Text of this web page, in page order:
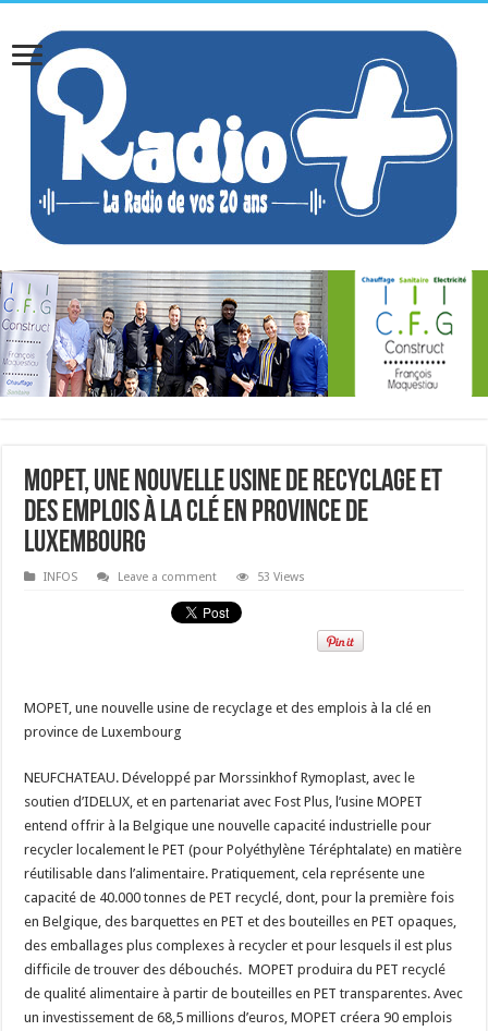
MOPET, une nouvelle usine de recyclage et
des emplois à la clé en province de
Luxembourg
INFOS Leave a comment 53 Views
MOPET, une nouvelle usine de recyclage et des emplois à la clé en
province de Luxembourg
NEUFCHATEAU. Développé par Morssinkhof Rymoplast, avec le
soutien d’IDELUX, et en partenariat avec Fost Plus, l’usine MOPET
entend offrir à la Belgique une nouvelle capacité industrielle pour
recycler localement le PET (pour Polyéthylène Téréphtalate) en matière
réutilisable dans l’alimentaire. Pratiquement, cela représente une
capacité de 40.000 tonnes de PET recyclé, dont, pour la première fois
en Belgique, des barquettes en PET et des bouteilles en PET opaques,
des emballages plus complexes à recycler et pour lesquels il est plus
difficile de trouver des débouchés. MOPET produira du PET recyclé
de qualité alimentaire à partir de bouteilles en PET transparentes. Avec
un investissement de 68,5 millions d’euros, MOPET créera 90 emplois